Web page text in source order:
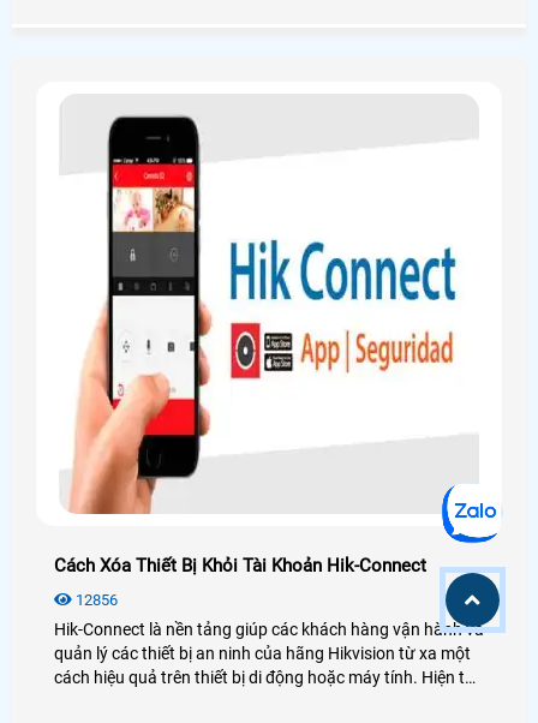
Cách Xóa Thiết Bị Khỏi Tài Khoản Hik-Connect
12856
Hik-Connect là nền tảng giúp các khách hàng vận hành và
quản lý các thiết bị an ninh của hãng Hikvision từ xa một
cách hiệu quả trên thiết bị di động hoặc máy tính. Hiện tại